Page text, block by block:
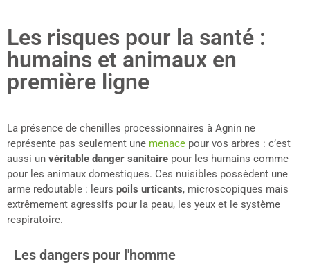
Les risques pour la santé :
humains et animaux en
première ligne
La présence de chenilles processionnaires à Agnin ne
représente pas seulement une menace pour vos arbres : c’est
aussi un véritable danger sanitaire pour les humains comme
pour les animaux domestiques. Ces nuisibles possèdent une
arme redoutable : leurs poils urticants, microscopiques mais
extrêmement agressifs pour la peau, les yeux et le système
respiratoire.
Les dangers pour l'homme